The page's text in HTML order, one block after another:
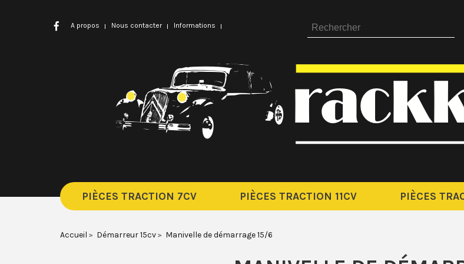
PIÈCES TRACTION 7CV PIÈCES TRACTION 11CV PIÈCES
Accueil Démarreur 15cv Manivelle de démarrage 15/6
A propos Nous contacter Informations